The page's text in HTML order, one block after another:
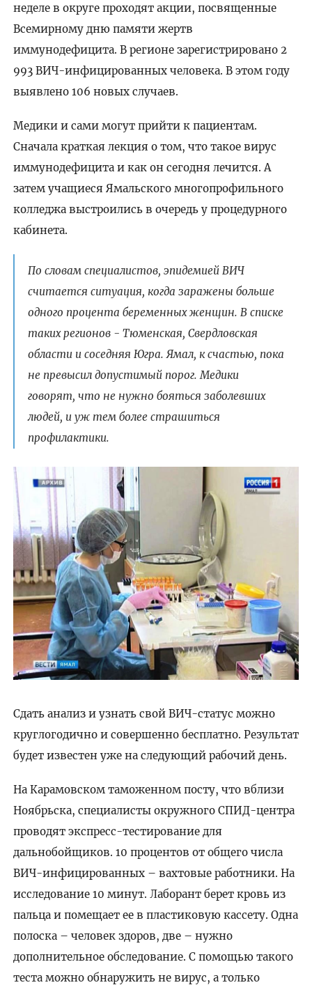
неделе в округе проходят акции, посвященные
Всемирному дню памяти жертв
иммунодефицита. В регионе зарегистрировано 2
993 ВИЧ-инфицированных человека. В этом году
выявлено 106 новых случаев.
Медики и сами могут прийти к пациентам.
Сначала краткая лекция о том, что такое вирус
иммунодефицита и как он сегодня лечится. А
затем учащиеся Ямальского многопрофильного
колледжа выстроились в очередь у процедурного
кабинета.
По словам специалистов, эпидемией ВИЧ
считается ситуация, когда заражены больше
одного процента беременных женщин. В списке
таких регионов - Тюменская, Свердловская
области и соседняя Югра. Ямал, к счастью, пока
не превысил допустимый порог. Медики
говорят, что не нужно бояться заболевших
людей, и уж тем более страшиться
профилактики.
Сдать анализ и узнать свой ВИЧ-статус можно
круглогодично и совершенно бесплатно. Результат
будет известен уже на следующий рабочий день.
На Карамовском таможенном посту, что вблизи
Ноябрьска, специалисты окружного СПИД-центра
проводят экспресс-тестирование для
дальнобойщиков. 10 процентов от общего числа
ВИЧ-инфицированных – вахтовые работники. На
исследование 10 минут. Лаборант берет кровь из
пальца и помещает ее в пластиковую кассету. Одна
полоска – человек здоров, две – нужно
дополнительное обследование. С помощью такого
теста можно обнаружить не вирус, а только